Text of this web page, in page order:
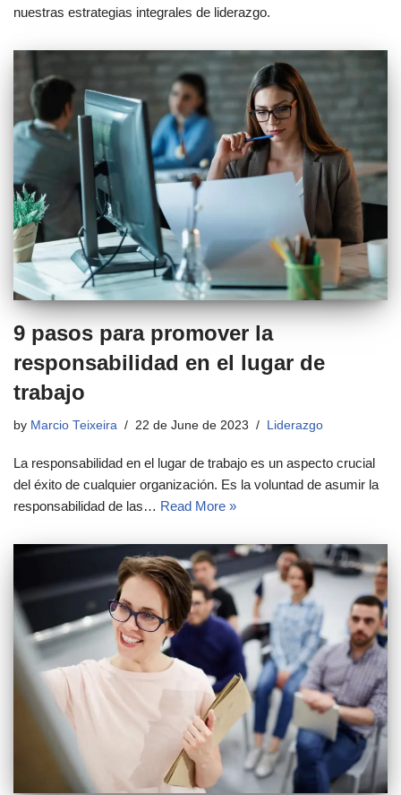
nuestras estrategias integrales de liderazgo.
9 pasos para promover la
responsabilidad en el lugar de
trabajo
by Marcio Teixeira 22 de June de 2023 Liderazgo
La responsabilidad en el lugar de trabajo es un aspecto crucial
del éxito de cualquier organización. Es la voluntad de asumir la
responsabilidad de las… Read More »